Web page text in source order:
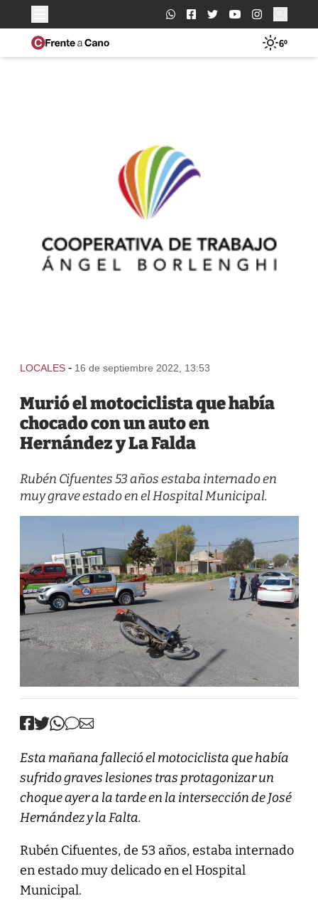
Buscar:
6º
LOCALES - 16 de septiembre 2022, 13:53
Murió el motociclista que había
chocado con un auto en
Hernández y La Falda
Rubén Cifuentes 53 años estaba internado en
muy grave estado en el Hospital Municipal.
Esta mañana falleció el motociclista que había
sufrido graves lesiones tras protagonizar un
choque ayer a la tarde en la intersección de José
Hernández y la Falta.
Rubén Cifuentes, de 53 años, estaba internado
en estado muy delicado en el Hospital
Municipal.